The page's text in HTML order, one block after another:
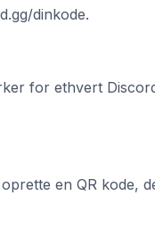
dinkode.
for ethvert
en QR kode,